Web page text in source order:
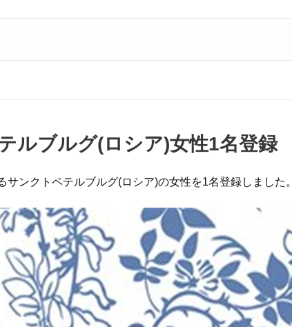
ルブルグ(ロシア)女性1名登録
サンクトペテルブルグ(ロシア)の女性を1名登録しました。